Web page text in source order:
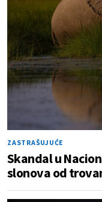
ZASTRAŠUJUĆE
Skandal u
slonova od